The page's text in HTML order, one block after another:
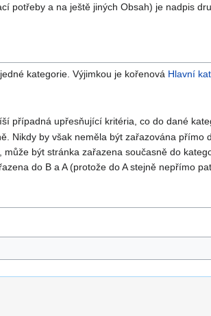
potřeby a na ještě jiných Obsah) je nadpis
kategorie. Výjimkou je kořenová Hlavní
případná upřesňující kritéria, co do dané
Nikdy by však neměla být zařazována
být stránka zařazena současně do
do B a A (protože do A stejně nepřímo